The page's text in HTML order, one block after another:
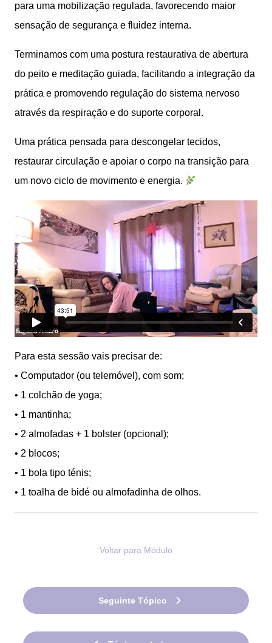
para uma mobilização regulada, favorecendo maior
sensação de segurança e fluidez interna.
Terminamos com uma postura restaurativa de abertura
do peito e meditação guiada, facilitando a integração da
prática e promovendo regulação do sistema nervoso
através da respiração e do suporte corporal.
Uma prática pensada para descongelar tecidos,
restaurar circulação e apoiar o corpo na transição para
um novo ciclo de movimento e energia.
Para esta sessão vais precisar de:
• Computador (ou telemóvel), com som;
• 1 colchão de yoga;
• 1 mantinha;
• 2 almofadas + 1 bolster (opcional);
• 2 blocos;
• 1 bola tipo ténis;
• 1 toalha de bidé ou almofadinha de olhos.
Voltar para Módulo
Seguinte Tópico